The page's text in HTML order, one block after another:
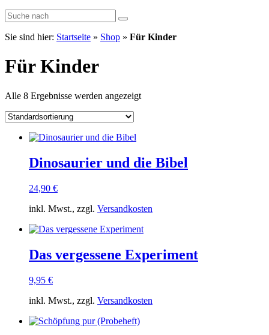
Sie sind hier: Startseite » Shop » Für Kinder
Für Kinder
Alle 8 Ergebnisse werden angezeigt
Dinosaurier und die Bibel
24,90 €
inkl. Mwst., zzgl. Versandkosten
Das vergessene Experiment
9,95 €
inkl. Mwst., zzgl. Versandkosten